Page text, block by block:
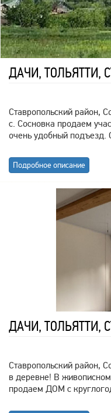
ДАЧИ, ТОЛЬЯТТИ,
Ставропольский район,
с. Сосновка продаем
очень удобный подъезд.
Подробное описание
ДАЧИ, ТОЛЬЯТТИ,
Ставропольский район,
в деревне! В
продаем ДОМ с